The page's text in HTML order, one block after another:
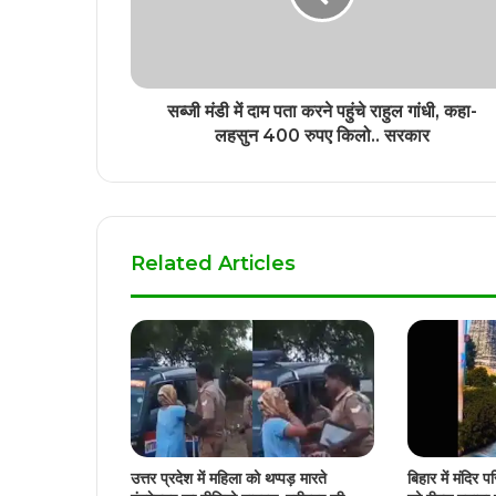
सब्जी मंडी में दाम पता करने पहुंचे राहुल गांधी, कहा-
लहसुन 400 रुपए किलो.. सरकार
Related Articles
उत्तर प्रदेश में महिला को थप्पड़ मारते
बिहार में मंदिर